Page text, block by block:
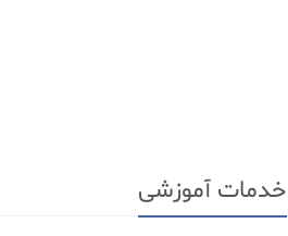
خدمات آموزشی